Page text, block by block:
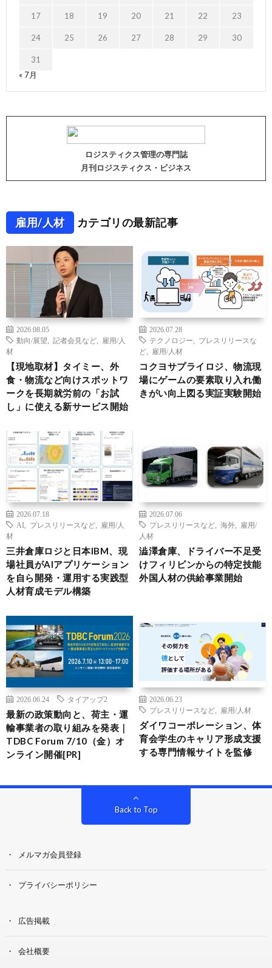
17 18 19 20 21 22 23
24 25 26 27 28 29 30
31
« 7月
ロジスティクス管理の専門誌
月刊ロジスティクス・ビジネス
雇用/人材 カテゴリの最新記事
2026.08.05
動向/展望
記者会見など
雇用/人
材
【現地取材】タイミー、外
食・物流など向けスポットワ
ークを長期就労前の「お試
し」に使える新サービス開始
2026.07.28
テクノロジー
プレスリリースな
ど
雇用/人材
コクヨサプライロジ、物流現
場にゲームの要素取り入れ働
きがい向上図る実証実験開始
2026.07.18
AI
プレスリリースなど
雇用/人
材
三井倉庫ロジと日本IBM、現
場社員がAIアプリケーション
を自ら開発・運用する実践型
人材育成モデル構築
2026.07.06
プレスリリースなど
海外
雇用/
人材
澁澤倉庫、ドライバー不足受
けフィリピンからの特定技能
外国人材の供給事業開始
2026.06.24 タイアップ2
最新の政策動向と、荷主・運
輸事業者の取り組みを発表｜
TDBC Forum 7/10（金）オ
ンライン開催[PR]
2026.06.23
プレスリリースなど
雇用/人材
ダイワコーポレーション、体
育会学生のキャリア形成支援
する専門情報サイトを監修
Back to Top
メルマガ会員登録
プライバシーポリシー
広告掲載
会社概要